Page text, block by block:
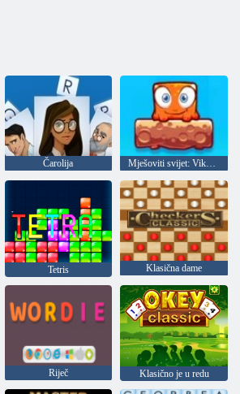
Čarolija Mješoviti svijet: Vikend
Tetris Klasična dame
Riječ Klasično je u redu